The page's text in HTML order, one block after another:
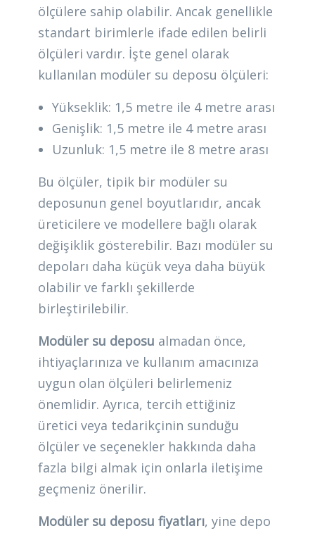
ölçülere sahip olabilir. Ancak genellikle
standart birimlerle ifade edilen belirli
ölçüleri vardır. İşte genel olarak
kullanılan modüler su deposu ölçüleri:
Yükseklik: 1,5 metre ile 4 metre arası
Genişlik: 1,5 metre ile 4 metre arası
Uzunluk: 1,5 metre ile 8 metre arası
Bu ölçüler, tipik bir modüler su
deposunun genel boyutlarıdır, ancak
üreticilere ve modellere bağlı olarak
değişiklik gösterebilir. Bazı modüler su
depoları daha küçük veya daha büyük
olabilir ve farklı şekillerde
birleştirilebilir.
Modüler su deposu almadan önce,
ihtiyaçlarınıza ve kullanım amacınıza
uygun olan ölçüleri belirlemeniz
önemlidir. Ayrıca, tercih ettiğiniz
üretici veya tedarikçinin sunduğu
ölçüler ve seçenekler hakkında daha
fazla bilgi almak için onlarla iletişime
geçmeniz önerilir.
Modüler su deposu fiyatları, yine depo